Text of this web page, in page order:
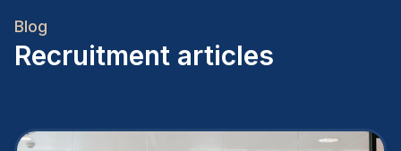
Blog
Recruitment articles